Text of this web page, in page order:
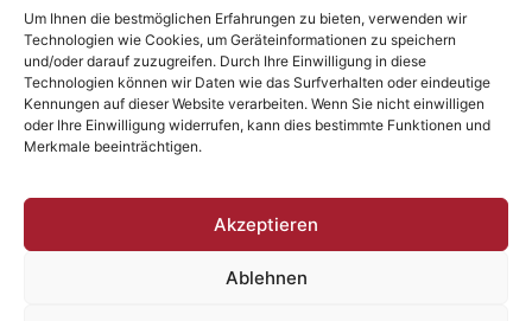
Um Ihnen die bestmöglichen Erfahrungen zu bieten, verwenden wir
Technologien wie Cookies, um Geräteinformationen zu speichern
und/oder darauf zuzugreifen. Durch Ihre Einwilligung in diese
Technologien können wir Daten wie das Surfverhalten oder eindeutige
Kennungen auf dieser Website verarbeiten. Wenn Sie nicht einwilligen
oder Ihre Einwilligung widerrufen, kann dies bestimmte Funktionen und
Merkmale beeinträchtigen.
Akzeptieren
Ablehnen
1fachGesund
| Rhönstr.
2a | 64572
Büttelborn
AGB
IMPRESSUM